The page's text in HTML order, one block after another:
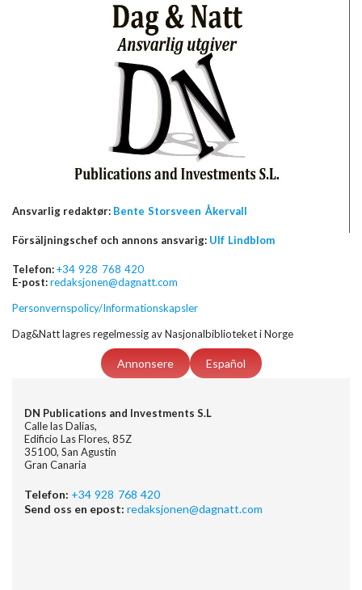
Ansvarlig redaktør: Bente Storsveen Åkervall
Försäljningschef och annons ansvarig: Ulf Lindblom
Telefon:+34 928 768 420
E-post:redaksjonen@dagnatt.com
Personvernspolicy/Informationskapsler
Dag&Natt lagres regelmessig av Nasjonalbiblioteket i Norge
Annonsere Español
DN Publications and Investments S.L
Calle las Dalias,
Edificio Las Flores, 85Z
35100, San Agustin
Gran Canaria
Telefon: +34 928 768 420
Send oss en epost: redaksjonen@dagnatt.com